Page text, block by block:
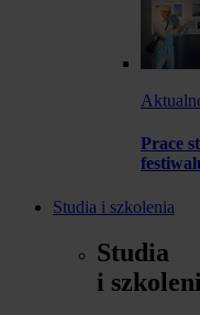
Prace
Studia i szkolenia
Studia
i